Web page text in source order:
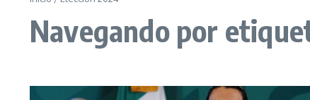
Navegando por